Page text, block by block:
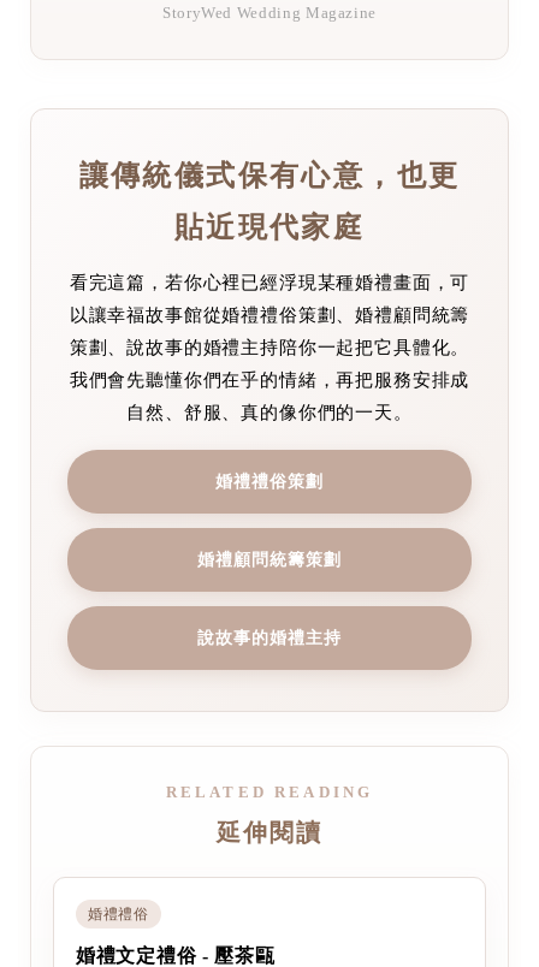
StoryWed Wedding Magazine
讓傳統儀式保有心意，也更
貼近現代家庭
看完這篇，若你心裡已經浮現某種婚禮畫面，可
以讓幸福故事館從婚禮禮俗策劃、婚禮顧問統籌
策劃、說故事的婚禮主持陪你一起把它具體化。
我們會先聽懂你們在乎的情緒，再把服務安排成
自然、舒服、真的像你們的一天。
婚禮禮俗策劃
婚禮顧問統籌策劃
說故事的婚禮主持
RELATED READING
延伸閱讀
婚禮禮俗
婚禮文定禮俗 - 壓茶甌